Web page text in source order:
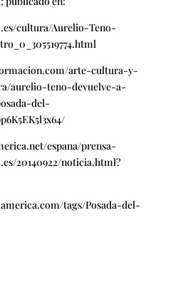
cultura/Aurelio-Teno-
arte-cultura-y-
aurelio-teno-devuelve-a-
del-
espana/prensa-
20140922/noticia.html?
tags/Posada-del-